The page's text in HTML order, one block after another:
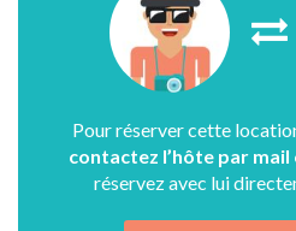
Pour réserver cette
contactez l’hôte par
réservez avec lui